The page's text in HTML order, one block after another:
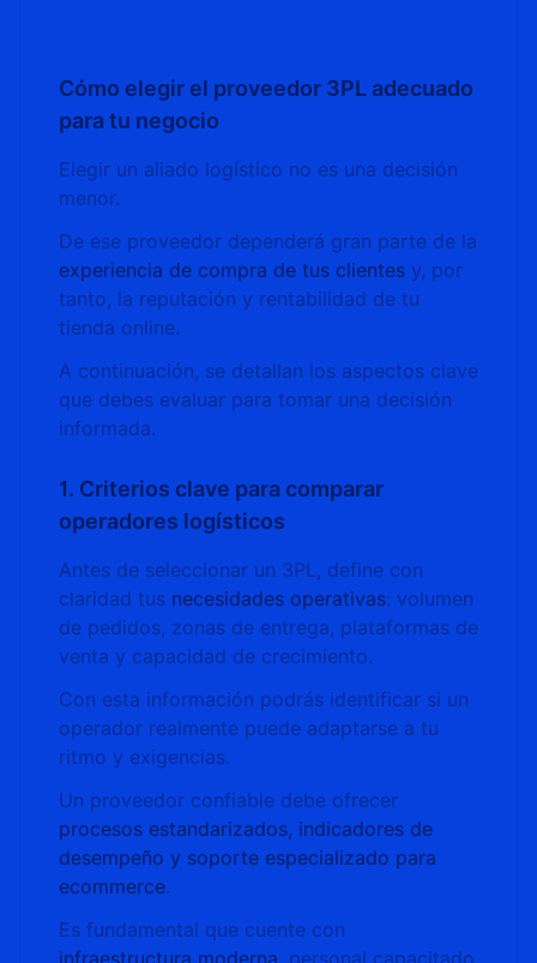
Cómo elegir el proveedor 3PL adecuado
para tu negocio
Elegir un aliado logístico no es una decisión
menor.
De ese proveedor dependerá gran parte de la
experiencia de compra de tus clientes y, por
tanto, la reputación y rentabilidad de tu
tienda online.
A continuación, se detallan los aspectos clave
que debes evaluar para tomar una decisión
informada.
1. Criterios clave para comparar
operadores logísticos
Antes de seleccionar un 3PL, define con
claridad tus necesidades operativas: volumen
de pedidos, zonas de entrega, plataformas de
venta y capacidad de crecimiento.
Con esta información podrás identificar si un
operador realmente puede adaptarse a tu
ritmo y exigencias.
Un proveedor confiable debe ofrecer
procesos estandarizados, indicadores de
desempeño y soporte especializado para
ecommerce.
Es fundamental que cuente con